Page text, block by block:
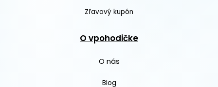
Zľavový kupón
O vpohodičke
O nás
Blog